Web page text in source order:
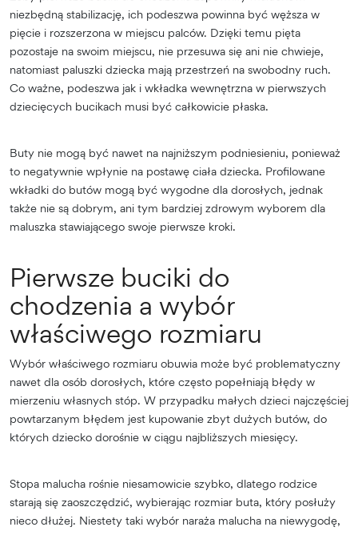
niezbędną stabilizację, ich podeszwa powinna być węższa w
pięcie i rozszerzona w miejscu palców. Dzięki temu pięta
pozostaje na swoim miejscu, nie przesuwa się ani nie chwieje,
natomiast paluszki dziecka mają przestrzeń na swobodny ruch.
Co ważne, podeszwa jak i wkładka wewnętrzna w pierwszych
dziecięcych bucikach musi być całkowicie płaska.
Buty nie mogą być nawet na najniższym podniesieniu, ponieważ
to negatywnie wpłynie na postawę ciała dziecka. Profilowane
wkładki do butów mogą być wygodne dla dorosłych, jednak
także nie są dobrym, ani tym bardziej zdrowym wyborem dla
maluszka stawiającego swoje pierwsze kroki.
Pierwsze buciki do
chodzenia a wybór
właściwego rozmiaru
Wybór właściwego rozmiaru obuwia może być problematyczny
nawet dla osób dorosłych, które często popełniają błędy w
mierzeniu własnych stóp. W przypadku małych dzieci najczęściej
powtarzanym błędem jest kupowanie zbyt dużych butów, do
których dziecko dorośnie w ciągu najbliższych miesięcy.
Stopa malucha rośnie niesamowicie szybko, dlatego rodzice
starają się zaoszczędzić, wybierając rozmiar buta, który posłuży
nieco dłużej. Niestety taki wybór naraża malucha na niewygodę,